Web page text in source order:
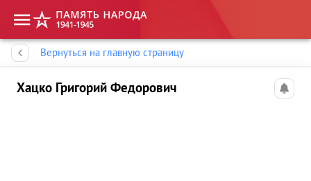
Вернуться на главную страницу
Хацко Григорий Федорович
Память народа